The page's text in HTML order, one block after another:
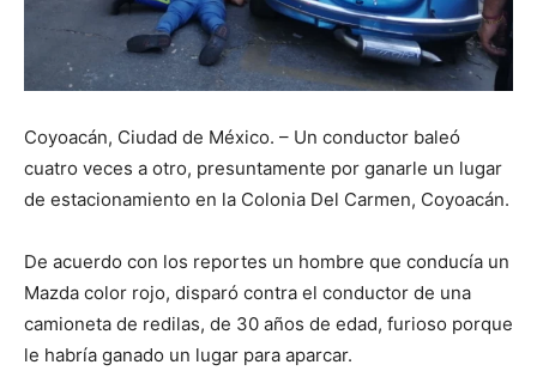
Coyoacán, Ciudad de México. – Un conductor baleó
cuatro veces a otro, presuntamente por ganarle un lugar
de estacionamiento en la Colonia Del Carmen, Coyoacán.
De acuerdo con los reportes un hombre que conducía un
Mazda color rojo, disparó contra el conductor de una
camioneta de redilas, de 30 años de edad, furioso porque
le habría ganado un lugar para aparcar.